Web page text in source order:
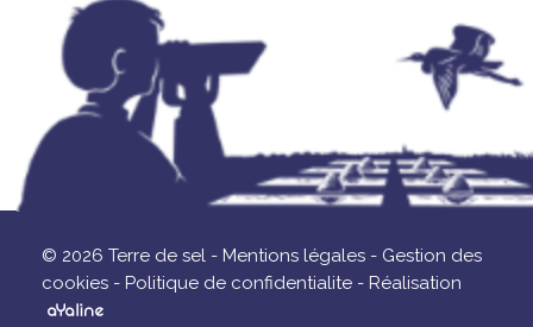
© 2026 Terre de sel - Mentions légales - Gestion des
cookies - Politique de confidentialite - Réalisation